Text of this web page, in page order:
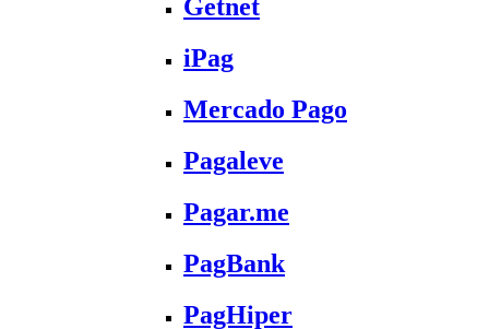
Getnet
iPag
Mercado Pago
Pagaleve
Pagar.me
PagBank
PagHiper